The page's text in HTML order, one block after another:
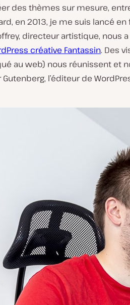
des thèmes sur mesure,
en 2013, je me suis lancé en
directeur artistique, nous
créative Fantassin. Des
au web) nous réunissent et
l’éditeur de